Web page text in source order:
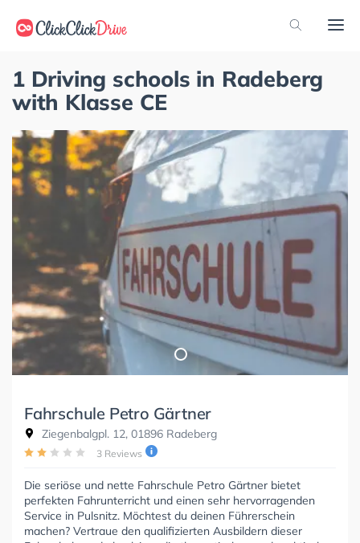
1 Driving schools in Radeberg
with Klasse CE
Fahrschule Petro Gärtner
Ziegenbalgpl. 12, 01896 Radeberg
3 Reviews
Die seriöse und nette Fahrschule Petro Gärtner bietet
perfekten Fahrunterricht und einen sehr hervorragenden
Service in Pulsnitz. Möchtest du deinen Führerschein
machen? Vertraue den qualifizierten Ausbildern dieser